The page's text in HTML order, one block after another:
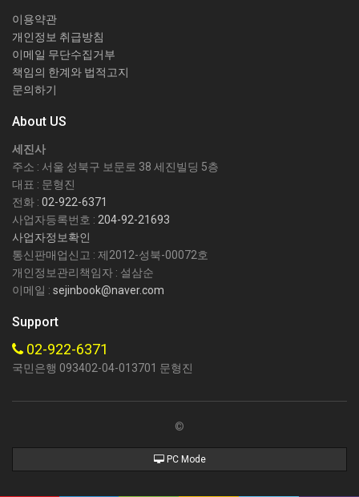
이용약관
개인정보 취급방침
이메일 무단수집거부
책임의 한계와 법적고지
문의하기
About US
세진사
주소 : 서울 성북구 보문로 38 세진빌딩 5층
대표 : 문형진
전화 : 02-922-6371
사업자등록번호 : 204-92-21693
사업자정보확인
통신판매업신고 : 제2012-성북-00072호
개인정보관리책임자 : 설삼순
이메일 : sejinbook@naver.com
Support
02-922-6371
국민은행 093402-04-013701 문형진
©
PC Mode